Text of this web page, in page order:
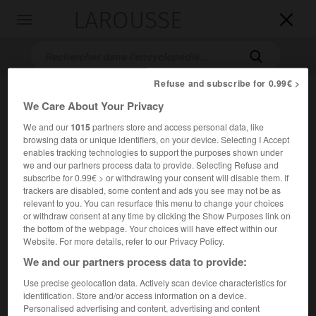


Accueil>Encyclopédie [divers]>civilisation de Villanova
civilisation de Villanova
Civilisation protohistorique de l'Italie centrale qui doit son
nom à un village, près de Bologne, où fut découverte en
1853 une nécropole de l'époque de Hallstatt.
Refuse and subscribe for 0.99€ >
We Care About Your Privacy
We and our1015partners store and access personal data, like
browsing data or unique identifiers, on your device. Selecting I Accept
enables tracking technologies to support the purposes shown under
we and our partners process data to provide. Selecting Refuse and
subscribe for 0.99€ > or withdrawing your consent will disable them. If
trackers are disabled, some content and ads you see may not be as
relevant to you. You can resurface this menu to change your choices
or withdraw consent at any time by clicking the Show Purposes link on
the bottom of the webpage. Your choices will have effect within our
Website. For more details, refer to our Privacy Policy.
We and our partners process data to provide:
Use precise geolocation data. Actively scan device characteristics for
identification. Store and/or access information on a device.
Personalised advertising and content, advertising and content